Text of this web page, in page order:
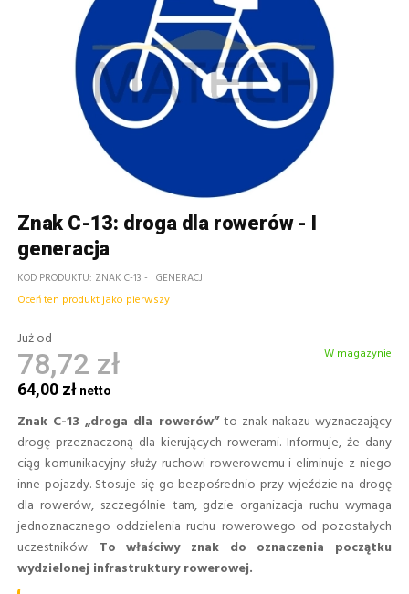
Znak C-13: droga dla rowerów - I
generacja
KOD PRODUKTU ZNAK C-13 - I GENERACJI
Oceń ten produkt jako pierwszy
Już od
78,72 zł
64,00 zł
W magazynie
Znak C-13 „droga dla rowerów”to znak nakazu wyznaczający
drogę przeznaczoną dla kierujących rowerami. Informuje, że dany
ciąg komunikacyjny służy ruchowi rowerowemu i eliminuje z niego
inne pojazdy. Stosuje się go bezpośrednio przy wjeździe na drogę
dla rowerów, szczególnie tam, gdzie organizacja ruchu wymaga
jednoznacznego oddzielenia ruchu rowerowego od pozostałych
uczestników. To właściwy znak do oznaczenia początku
wydzielonej infrastruktury rowerowej.